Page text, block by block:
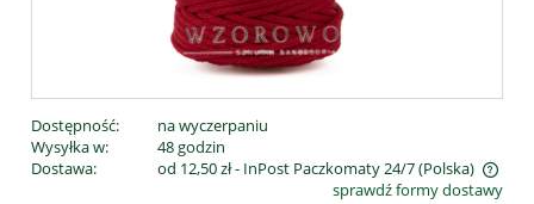
Dostępność:
na wyczerpaniu
Wysyłka w:
48 godzin
Dostawa:
od 12,50 zł- InPost Paczkomaty 24/7(Polska)
Cena nie zawiera ewentualnych kosztów płatnościsprawdź formy dostawy